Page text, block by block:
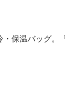
保温バッグ。「